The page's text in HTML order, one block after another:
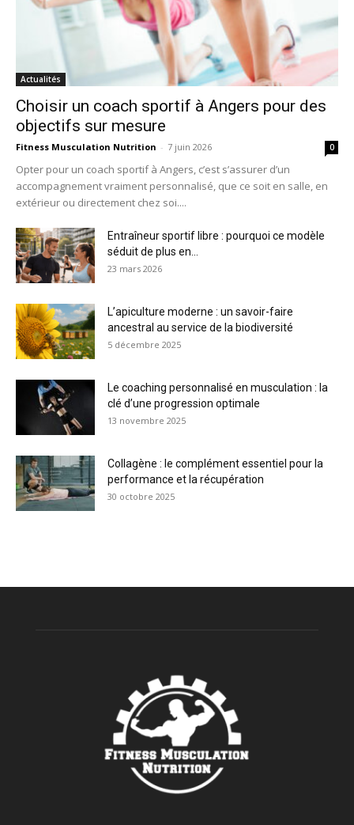
Actualités
Choisir un coach sportif à Angers pour des
objectifs sur mesure
Fitness Musculation Nutrition - 7 juin 2026 0
Opter pour un coach sportif à Angers, c’est s’assurer d’un
accompagnement vraiment personnalisé, que ce soit en salle, en
extérieur ou directement chez soi....
Entraîneur sportif libre : pourquoi ce modèle
séduit de plus en...
23 mars 2026
L’apiculture moderne : un savoir-faire
ancestral au service de la biodiversité
5 décembre 2025
Le coaching personnalisé en musculation : la
clé d’une progression optimale
13 novembre 2025
Collagène : le complément essentiel pour la
performance et la récupération
30 octobre 2025